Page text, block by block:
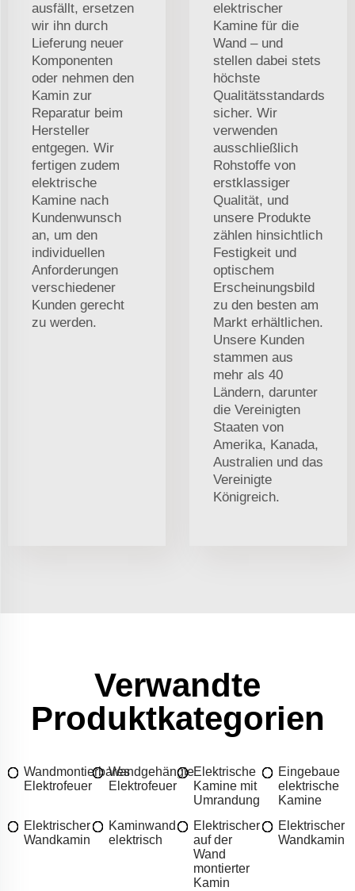
ausfällt, ersetzen
wir ihn durch
Lieferung neuer
Komponenten
oder nehmen den
Kamin zur
Reparatur beim
Hersteller
entgegen. Wir
fertigen zudem
elektrische
Kamine nach
Kundenwunsch
an, um den
individuellen
Anforderungen
verschiedener
Kunden gerecht
zu werden.
elektrischer
Kamine für die
Wand – und
stellen dabei stets
höchste
Qualitätsstandards
sicher. Wir
verwenden
ausschließlich
Rohstoffe von
erstklassiger
Qualität, und
unsere Produkte
zählen hinsichtlich
Festigkeit und
optischem
Erscheinungsbild
zu den besten am
Markt erhältlichen.
Unsere Kunden
stammen aus
mehr als 40
Ländern, darunter
die Vereinigten
Staaten von
Amerika, Kanada,
Australien und das
Vereinigte
Königreich.
Verwandte
Produktkategorien
Wandmontierbares
Elektrofeuer
Wandgehängte
Elektrofeuer
Elektrische
Kamine mit
Umrandung
Eingebaue
elektrische
Kamine
Elektrischer
Wandkamin
Kaminwand
elektrisch
Elektrischer
auf der
Wand
montierter
Kamin
Elektrischer
Wandkamin